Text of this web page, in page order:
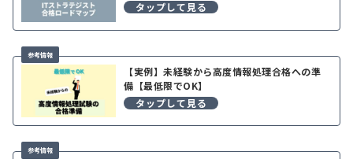
【実例】未経験から高度情報処理合格への準
備【最低限でOK】